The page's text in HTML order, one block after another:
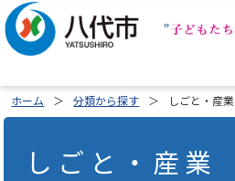
ホーム 分類から探す しごと・産業
しごと・産業